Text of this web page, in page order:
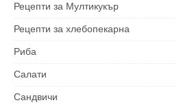
Рецепти за Мултикукър
Рецепти за хлебопекарна
Риба
Салати
Сандвичи